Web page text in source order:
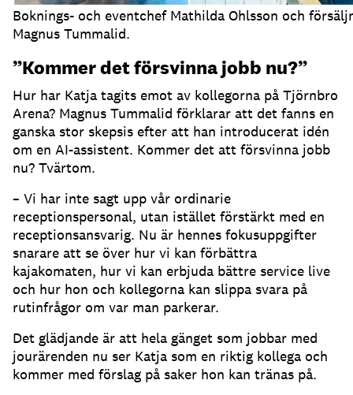
Boknings- och eventchef Mathilda Ohlsson och
Magnus Tummalid.
”Kommer det försvinna jobb nu?”
Hur har Katja tagits emot av kollegorna på Tjörnbro
Arena? Magnus Tummalid förklarar att det fanns en
ganska stor skepsis efter att han introducerat idén
om en AI-assistent. Kommer det att försvinna jobb
nu? Tvärtom.
– Vi har inte sagt upp vår ordinarie
receptionspersonal, utan istället förstärkt med en
receptionsansvarig. Nu är hennes fokusuppgifter
snarare att se över hur vi kan förbättra
kajakomaten, hur vi kan erbjuda bättre service live
och hur hon och kollegorna kan slippa svara på
rutinfrågor om var man parkerar.
Det glädjande är att hela gänget som jobbar med
jourärenden nu ser Katja som en riktig kollega och
kommer med förslag på saker hon kan tränas på.